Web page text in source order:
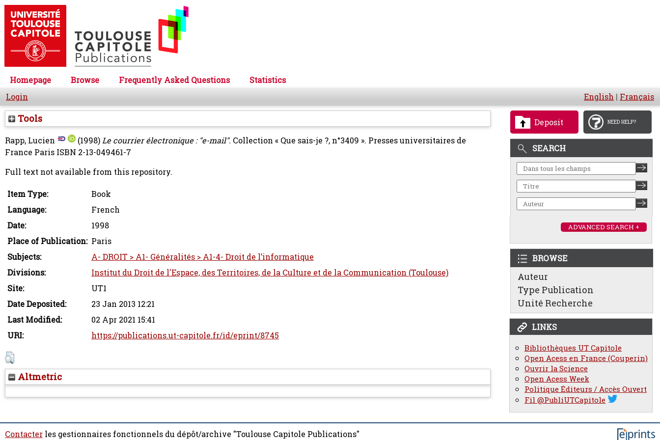
Homepage Browse Frequently Asked Questions
Statistics
Login
English | Français
Deposit NEED HELP?
SEARCH
ADVANCED SEARCH +
BROWSE
Auteur
Type Publication
Unité Recherche
LINKS
Bibliothèques UT Capitole
Open Acess en France (Couperin)
Ouvrir la Science
Open Acess Week
Politique Éditeurs / Accès Ouvert
Fil @PubliUTCapitole
Tools
Rapp, Lucien (1998)Le courrier électronique : "e-mail". Collection « Que sais-je ?, n°3409 ». Presses universitaires de
France Paris ISBN 2-13-049461-7
Full text not available from this repository.
Item Type:
Book
Language:
French
Date:
1998
Place of Publication: Paris
Subjects:
A- DROIT > A1- Généralités > A1-4- Droit de l’informatique
Divisions:
Institut du Droit de l'Espace, des Territoires, de la Culture et de la Communication (Toulouse)
Site:
UT1
Date Deposited:
23 Jan 2013 12:21
Last Modified:
02 Apr 2021 15:41
URI:
https://publications.ut-capitole.fr/id/eprint/8745
Altmetric
Contacter les gestionnaires fonctionnels du dépôt/archive "Toulouse Capitole Publications"